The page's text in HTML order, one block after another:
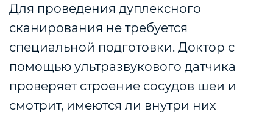
Для проведения дуплексного
сканирования не требуется
специальной подготовки. Доктор с
помощью ультразвукового датчика
проверяет строение сосудов шеи и
смотрит, имеются ли внутри них